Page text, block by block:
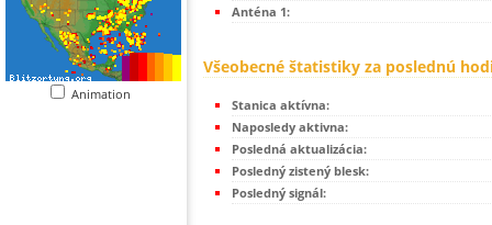
Animation
Anténa 1:
Všeobecné štatistiky za poslednú
Stanica aktívna:
Naposledy aktivna:
Posledná aktualizácia:
Posledný zistený blesk:
Posledný signál: